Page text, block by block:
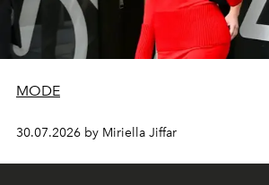
MODE
30.07.2026 by Miriella Jiffar